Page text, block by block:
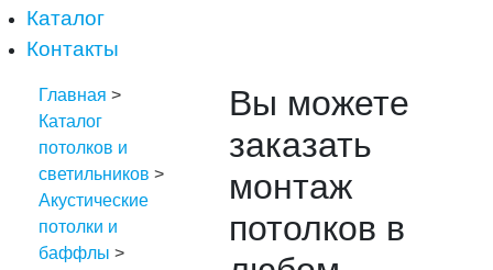
Каталог
Контакты
Главная >
Каталог
потолков и
светильников >
Акустические
потолки и
баффлы >
Вы можете
заказать
монтаж
потолков в